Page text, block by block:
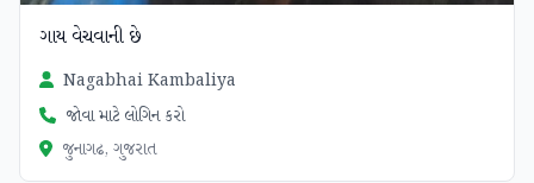
ગાય વેચવાની છે
Nagabhai Kambaliya
જોવા માટે લોગિન કરો
જુનાગઢ, ગુજરાત